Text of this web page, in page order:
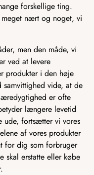
forskellige ting.
nært og noget, vi
men den måde, vi
ved at levere
produkter i den høje
vide, at de
er ofte
længere levetid
ude, fortsætter vi vores
af vores produkter
for dig som forbruger
skal erstatte eller købe